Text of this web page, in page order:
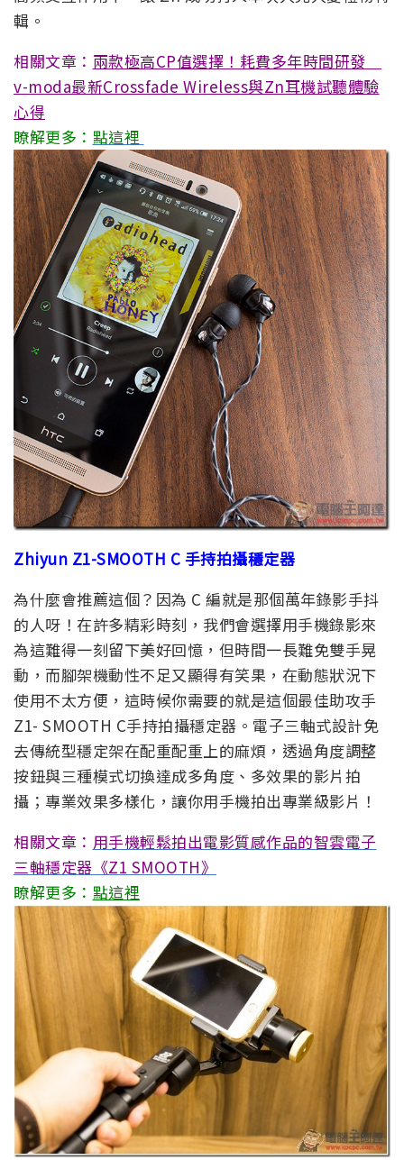
輯。
相關文章： 兩款極高CP值選擇！耗費多年時間研發
v-moda最新Crossfade Wireless與Zn耳機試聽體驗
心得
瞭解更多： 點這裡
Zhiyun Z1-SMOOTH C 手持拍攝穩定器
為什麼會推薦這個？因為 C 編就是那個萬年錄影手抖
的人呀！在許多精彩時刻，我們會選擇用手機錄影來
為這難得一刻留下美好回憶，但時間一長難免雙手晃
動，而腳架機動性不足又顯得有笑果，在動態狀況下
使用不太方便，這時候你需要的就是這個最佳助攻手
Z1- SMOOTH C手持拍攝穩定器。電子三軸式設計免
去傳統型穩定架在配重配重上的麻煩，透過角度調整
按鈕與三種模式切換達成多角度、多效果的影片拍
攝；專業效果多樣化，讓你用手機拍出專業級影片！
相關文章： 用手機輕鬆拍出電影質感作品的智雲電子
三軸穩定器《Z1 SMOOTH》
瞭解更多： 點這裡